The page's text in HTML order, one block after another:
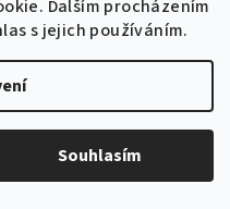
Dalším procházením
s jejich používáním.
Souhlasím